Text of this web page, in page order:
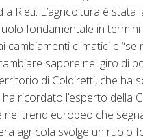
a Rieti. L’agricoltura è
fondamentale in
cambiamenti climatici e
sapore nel giro di
di Coldiretti, che ha
ha ricordato l’esperto della
nel trend europeo che
agricola svolge un ruolo